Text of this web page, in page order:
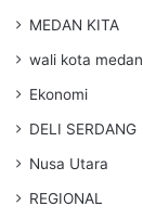
MEDAN KITA
wali kota medan
Ekonomi
DELI SERDANG
Nusa Utara
REGIONAL